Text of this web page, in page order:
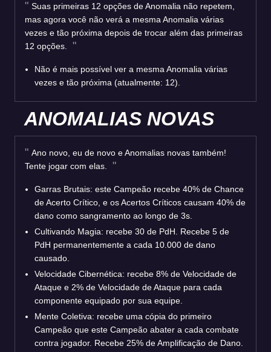
Suas primeiras 12 opções de Anomalia não repetem,
mas agora você não verá a mesma Anomalia várias
vezes e tão próxima depois de trocar além das primeiras
12 opções.
Não é mais possível ver a mesma Anomalia várias
vezes e tão próxima (atualmente: 12).
ANOMALIAS NOVAS
Ano novo, eu de novo e Anomalias novas também!
Tente jogar com elas.
Garras Brutais: este Campeão recebe 40% de Chance
de Acerto Crítico, e os Acertos Críticos causam 40% de
dano como sangramento ao longo de 3s.
Cultivando Magia: recebe 30 de PdH. Recebe 5 de
PdH permanentemente a cada 10.000 de dano
causado.
Velocidade Cibernética: recebe 8% de Velocidade de
Ataque e 2% de Velocidade de Ataque para cada
componente equipado por sua equipe.
Mente Coletiva: recebe uma cópia do primeiro
Campeão que este Campeão abater a cada combate
contra jogador. Recebe 25% de Amplificação de Dano.